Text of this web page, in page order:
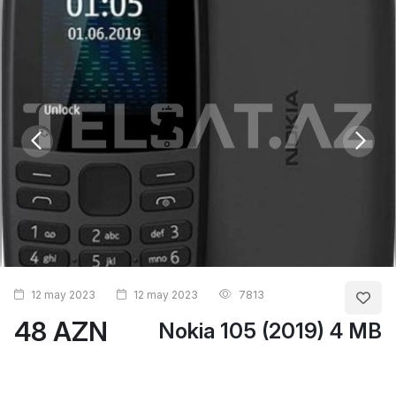
48 AZN Nokia 105 (2019) 4 MB
12 may 2023 12 may 2023 7813